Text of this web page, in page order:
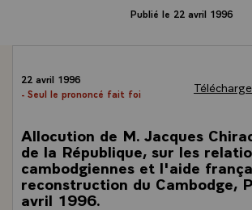
Publié le 22 avril 1996
22 avril 1996
- Seul le prononcé fait foi
Allocution de M. Jacques
de la République, sur les
cambodgiennes et l'aide
reconstruction du Cambodge,
avril 1996.